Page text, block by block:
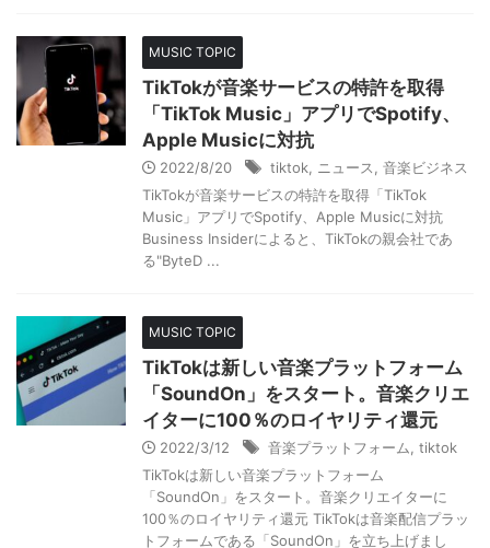
MUSIC TOPIC
TikTokが音楽サービスの特許を取得
「TikTok Music」アプリでSpotify、
Apple Musicに対抗
2022/8/20 tiktok ニュース
音楽ビジネス
TikTokが音楽サービスの特許を取得「TikTok
Music」アプリでSpotify、Apple Musicに対抗
Business Insiderによると、TikTokの親会社であ
る"ByteD ...
MUSIC TOPIC
TikTokは新しい音楽プラットフォーム
「SoundOn」をスタート。音楽クリエ
イターに100％のロイヤリティ還元
2022/3/12 音楽プラットフォーム
tiktok
TikTokは新しい音楽プラットフォーム
「SoundOn」をスタート。音楽クリエイターに
100％のロイヤリティ還元 TikTokは音楽配信プラッ
トフォームである「SoundOn」を立ち上げまし